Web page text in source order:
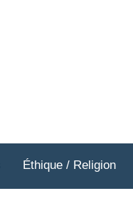
Éthique / Religion